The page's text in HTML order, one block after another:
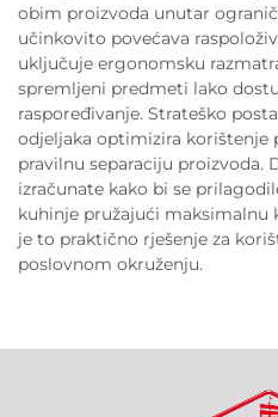
obim proizvoda unutar
učinkovito povećava
uključuje ergonomsku
spremljeni predmeti lako
raspoređivanje. Strateško
odjeljaka optimizira korištenje
pravilnu separaciju proizvoda.
izračunate kako bi se
kuhinje pružajući maksimalnu
je to praktično rješenje za
poslovnom okruženju.